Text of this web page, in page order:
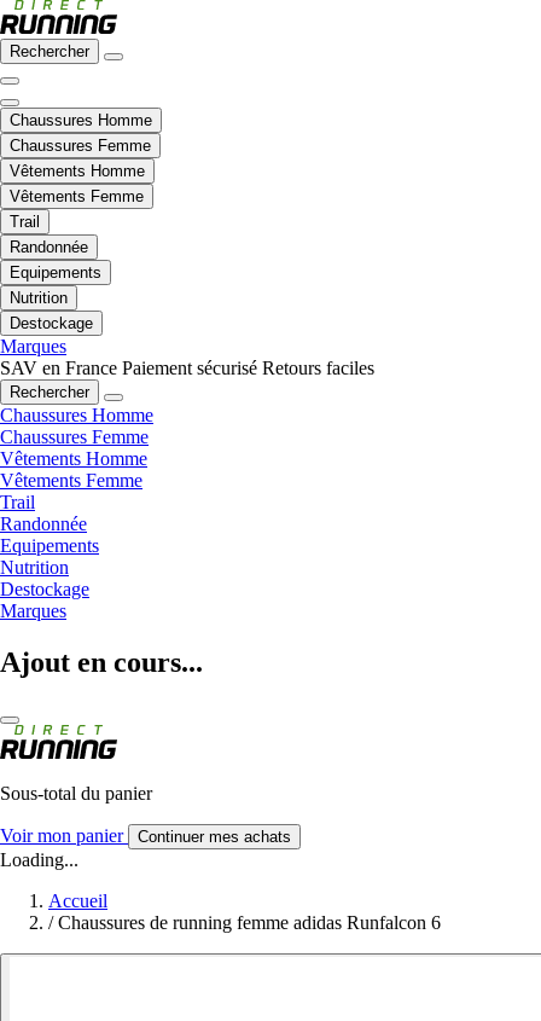
Rechercher
Chaussures Homme
Chaussures Femme
Vêtements Homme
Vêtements Femme
Trail
Randonnée
Equipements
Nutrition
Destockage
Marques
SAV en France Paiement sécurisé Retours faciles
Rechercher
Chaussures Homme
Chaussures Femme
Vêtements Homme
Vêtements Femme
Trail
Randonnée
Equipements
Nutrition
Destockage
Marques
Ajout en cours...
Sous-total du panier
Voir mon panier Continuer mes achats
Loading...
Accueil
/ Chaussures de running femme adidas Runfalcon 6